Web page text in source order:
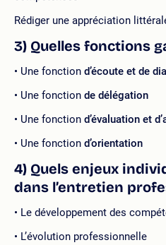
Rédiger une appréciation
3) Quelles fonctions
Une fonction d’écoute et de
Une fonction de délégation
Une fonction d’évaluation et
Une fonction d’orientation
4) Quels enjeux
dans l’entretien
Le développement des
L’évolution professionnelle